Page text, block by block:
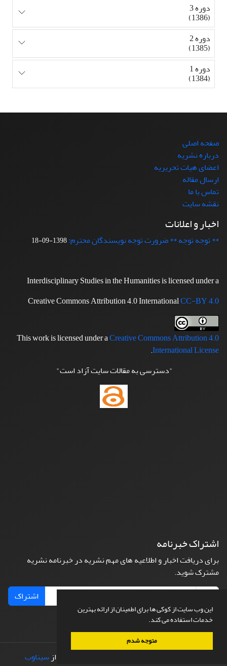
این وب سایت از کوکی ها برای اطمینان از ارائه بهترین
خدمات استفاده می کند.
متوجه شدم
دوره 3
(1386)
دوره 2
(1385)
دوره 1
(1384)
صفحه اصلی
درباره نشریه
اعضای هیات تحریریه
ارسال مقاله
تماس با ما
نقشه سایت
اخبار و اعلانات
** توجه توجه ** ضرورت توجه نویسندگان محترم:1398-09-18
Interdisciplinary Studies in the Humanities is licensed under a
Creative Commons Attribution 4.0 InternationalCC-BY 4.0
This work is licensed under aCreative Commons Attribution 4.0
International License
.
"دسترسی به مقالات سایت آزاد است"
اشتراک خبرنامه
برای دریافت اخبار و اطلاعیه های مهم نشریه در خبرنامه نشریه
مشترک شوید.
اشتراک
طراحی و پیاده سازی از سیناوب